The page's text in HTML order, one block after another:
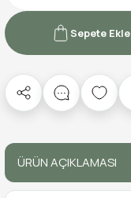
Sepete Ekle
ÜRÜN AÇIKLAMASI